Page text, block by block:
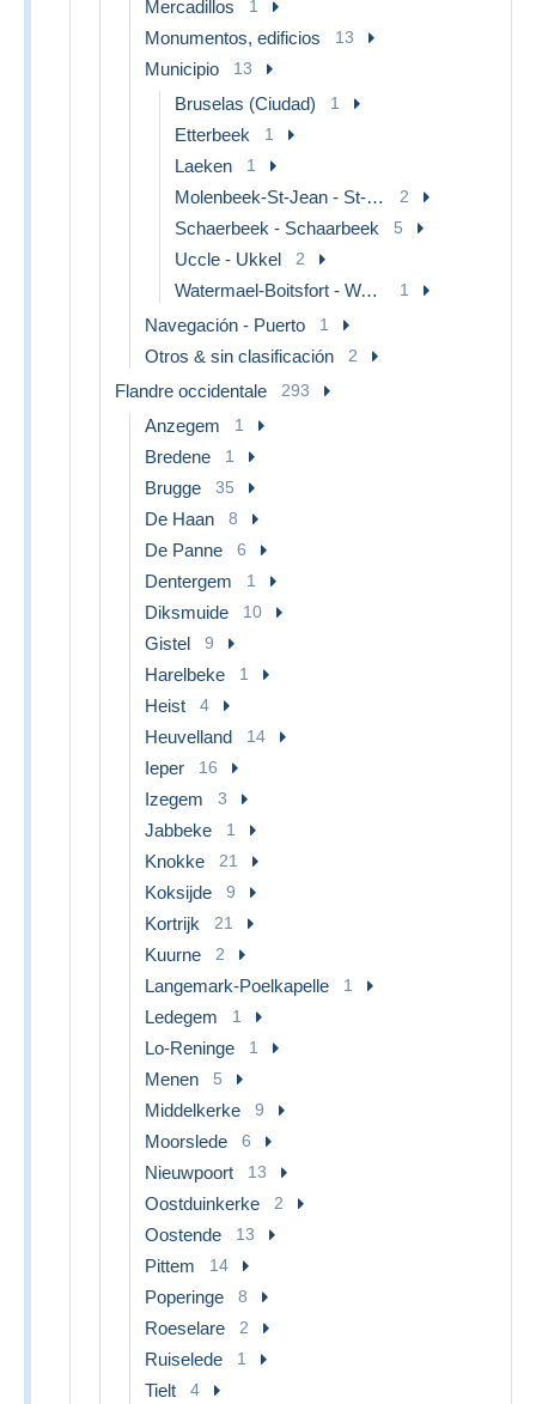
Mercadillos 1
Monumentos, edificios 13
Municipio 13
Bruselas (Ciudad) 1
Etterbeek 1
Laeken 1
Molenbeek-St-Jean - St-Jans-Molenbeek 2
Schaerbeek - Schaarbeek 5
Uccle - Ukkel 2
Watermael-Boitsfort - Watermaal-Bosvoorde 1
Navegación - Puerto 1
Otros & sin clasificación 2
Flandre occidentale 293
Anzegem 1
Bredene 1
Brugge 35
De Haan 8
De Panne 6
Dentergem 1
Diksmuide 10
Gistel 9
Harelbeke 1
Heist 4
Heuvelland 14
Ieper 16
Izegem 3
Jabbeke 1
Knokke 21
Koksijde 9
Kortrijk 21
Kuurne 2
Langemark-Poelkapelle 1
Ledegem 1
Lo-Reninge 1
Menen 5
Middelkerke 9
Moorslede 6
Nieuwpoort 13
Oostduinkerke 2
Oostende 13
Pittem 14
Poperinge 8
Roeselare 2
Ruiselede 1
Tielt 4